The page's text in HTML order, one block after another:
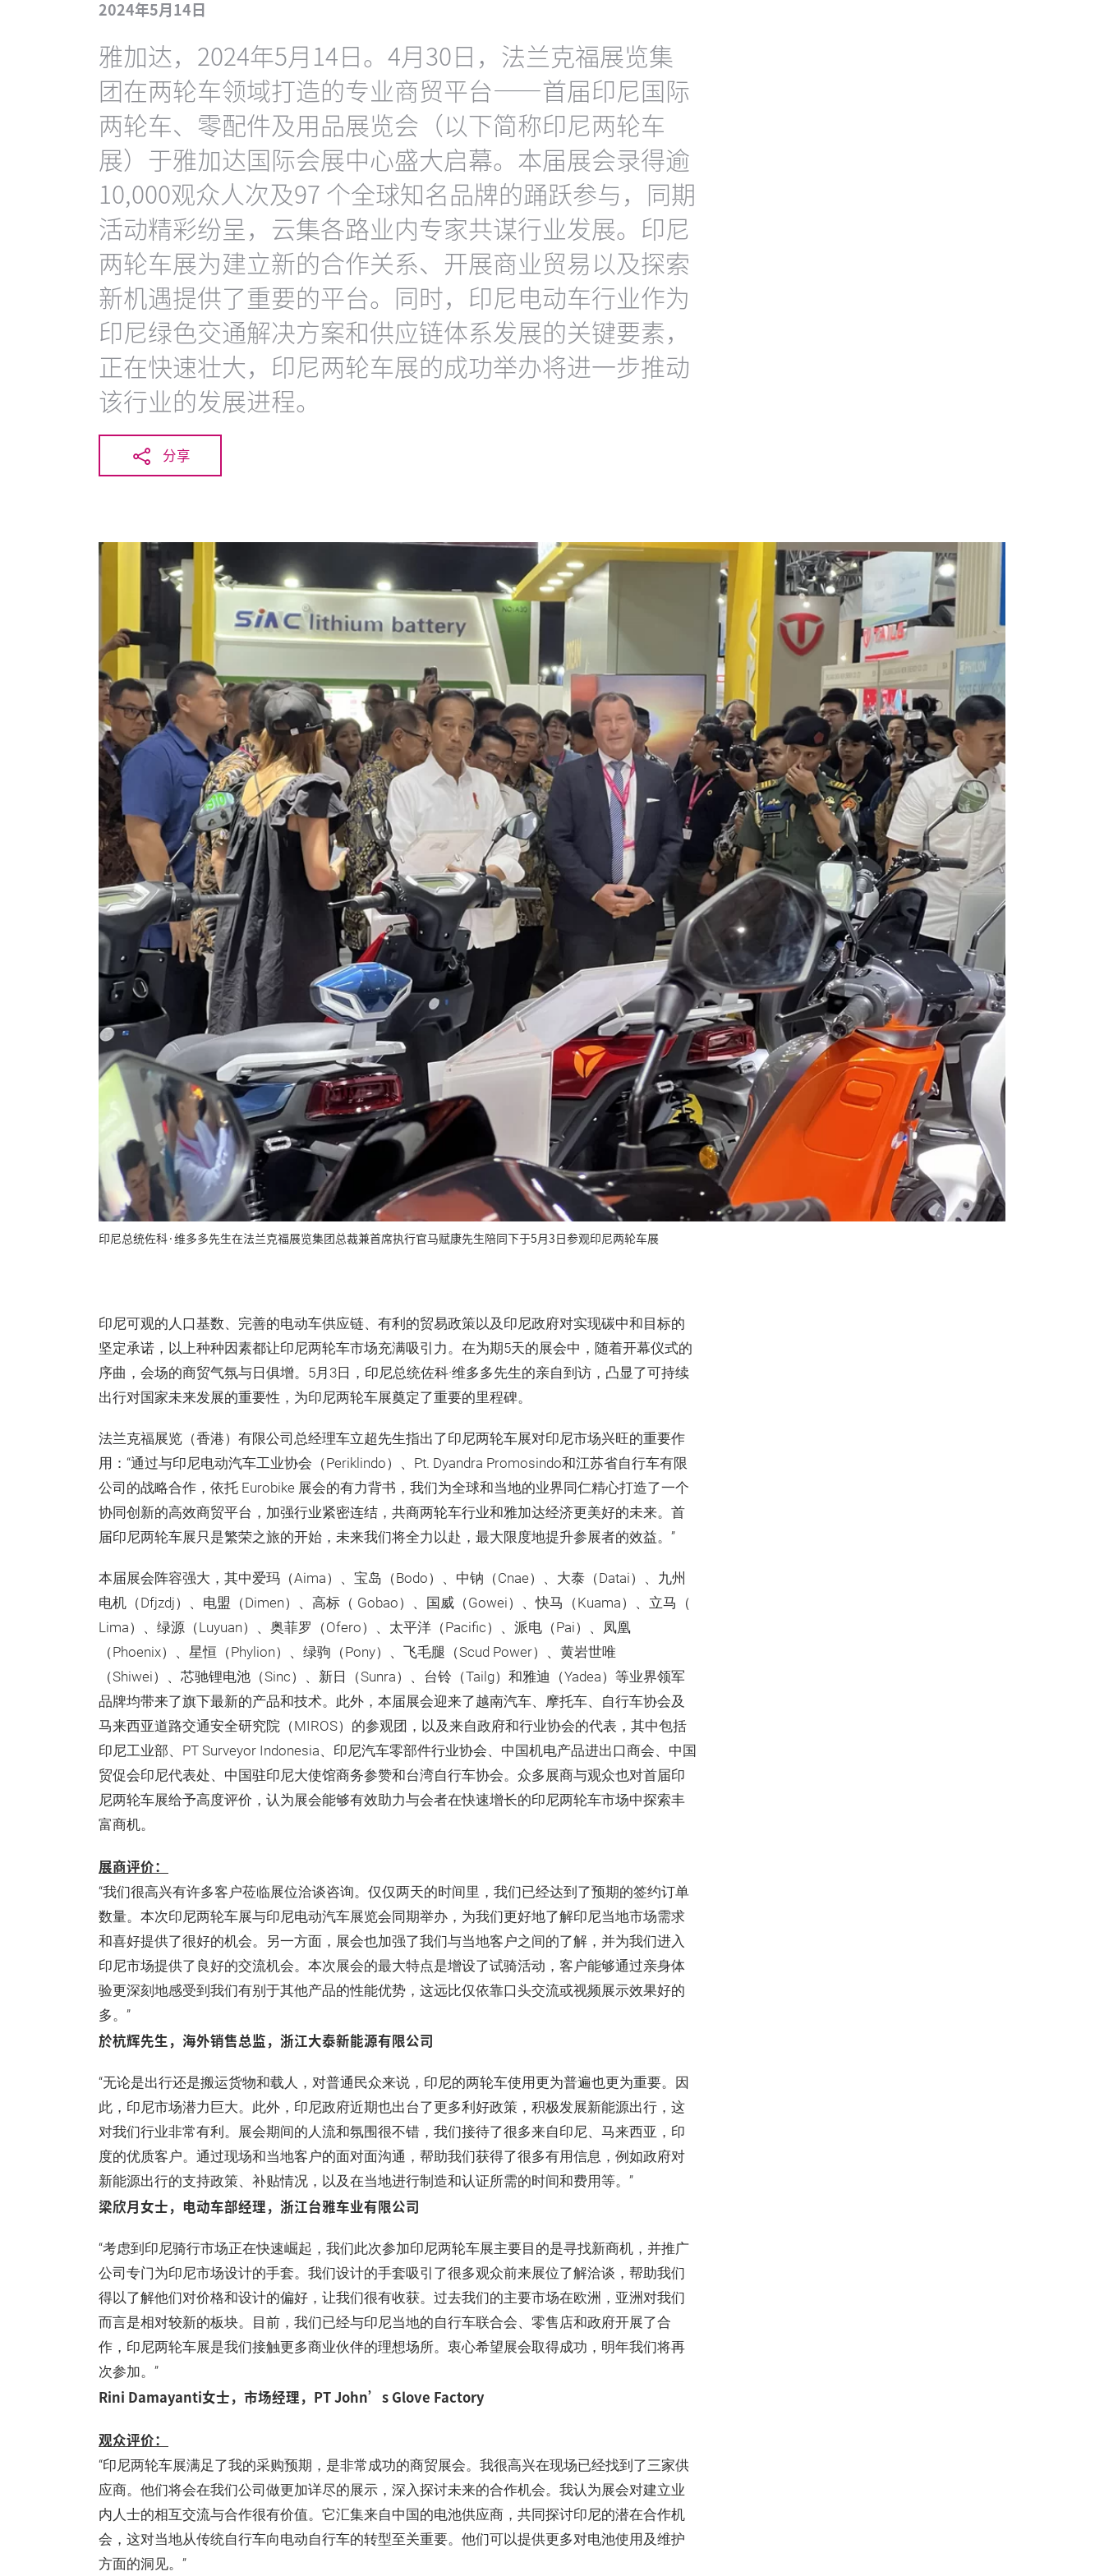
2024年5月14日
雅加达，2024年5月14日。4月30日，法兰克福展览集
团在两轮车领域打造的专业商贸平台——首届印尼国际
两轮车、零配件及用品展览会（以下简称印尼两轮车
展）于雅加达国际会展中心盛大启幕。本届展会录得逾
10,000观众人次及97 个全球知名品牌的踊跃参与，同期
活动精彩纷呈，云集各路业内专家共谋行业发展。印尼
两轮车展为建立新的合作关系、开展商业贸易以及探索
新机遇提供了重要的平台。同时，印尼电动车行业作为
印尼绿色交通解决方案和供应链体系发展的关键要素，
正在快速壮大，印尼两轮车展的成功举办将进一步推动
该行业的发展进程。
分享
印尼总统佐科·维多多先生在法兰克福展览集团总裁兼首席执行官马赋康先生陪同下于5月3日参观印尼两轮车展
印尼可观的人口基数、完善的电动车供应链、有利的贸易政策以及印尼政府对实现碳中和目标的
坚定承诺，以上种种因素都让印尼两轮车市场充满吸引力。在为期5天的展会中，随着开幕仪式的
序曲，会场的商贸气氛与日俱增。5月3日，印尼总统佐科·维多多先生的亲自到访，凸显了可持续
出行对国家未来发展的重要性，为印尼两轮车展奠定了重要的里程碑。
法兰克福展览（香港）有限公司总经理车立超先生指出了印尼两轮车展对印尼市场兴旺的重要作
用：“通过与印尼电动汽车工业协会（Periklindo）、Pt. Dyandra Promosindo和江苏省自行车有限
公司的战略合作，依托 Eurobike 展会的有力背书，我们为全球和当地的业界同仁精心打造了一个
协同创新的高效商贸平台，加强行业紧密连结，共商两轮车行业和雅加达经济更美好的未来。首
届印尼两轮车展只是繁荣之旅的开始，未来我们将全力以赴，最大限度地提升参展者的效益。”
本届展会阵容强大，其中爱玛（Aima）、宝岛（Bodo）、中钠（Cnae）、大泰（Datai）、九州
电机（Dfjzdj）、电盟（Dimen）、高标（ Gobao）、国威（Gowei）、快马（Kuama）、立马（
Lima）、绿源（Luyuan）、奥菲罗（Ofero）、太平洋（Pacific）、派电（Pai）、凤凰
（Phoenix）、星恒（Phylion）、绿驹（Pony）、飞毛腿（Scud Power）、黄岩世唯
（Shiwei）、芯驰锂电池（Sinc）、新日（Sunra）、台铃（Tailg）和雅迪（Yadea）等业界领军
品牌均带来了旗下最新的产品和技术。此外，本届展会迎来了越南汽车、摩托车、自行车协会及
马来西亚道路交通安全研究院（MIROS）的参观团，以及来自政府和行业协会的代表，其中包括
印尼工业部、PT Surveyor Indonesia、印尼汽车零部件行业协会、中国机电产品进出口商会、中国
贸促会印尼代表处、中国驻印尼大使馆商务参赞和台湾自行车协会。众多展商与观众也对首届印
尼两轮车展给予高度评价，认为展会能够有效助力与会者在快速增长的印尼两轮车市场中探索丰
富商机。
展商评价：
“我们很高兴有许多客户莅临展位洽谈咨询。仅仅两天的时间里，我们已经达到了预期的签约订单
数量。本次印尼两轮车展与印尼电动汽车展览会同期举办，为我们更好地了解印尼当地市场需求
和喜好提供了很好的机会。另一方面，展会也加强了我们与当地客户之间的了解，并为我们进入
印尼市场提供了良好的交流机会。本次展会的最大特点是增设了试骑活动，客户能够通过亲身体
验更深刻地感受到我们有别于其他产品的性能优势，这远比仅依靠口头交流或视频展示效果好的
多。”
於杭辉先生，海外销售总监，浙江大泰新能源有限公司
“无论是出行还是搬运货物和载人，对普通民众来说，印尼的两轮车使用更为普遍也更为重要。因
此，印尼市场潜力巨大。此外，印尼政府近期也出台了更多利好政策，积极发展新能源出行，这
对我们行业非常有利。展会期间的人流和氛围很不错，我们接待了很多来自印尼、马来西亚，印
度的优质客户。通过现场和当地客户的面对面沟通，帮助我们获得了很多有用信息，例如政府对
新能源出行的支持政策、补贴情况，以及在当地进行制造和认证所需的时间和费用等。”
梁欣月女士，电动车部经理，浙江台雅车业有限公司
“考虑到印尼骑行市场正在快速崛起，我们此次参加印尼两轮车展主要目的是寻找新商机，并推广
公司专门为印尼市场设计的手套。我们设计的手套吸引了很多观众前来展位了解洽谈，帮助我们
得以了解他们对价格和设计的偏好，让我们很有收获。过去我们的主要市场在欧洲，亚洲对我们
而言是相对较新的板块。目前，我们已经与印尼当地的自行车联合会、零售店和政府开展了合
作，印尼两轮车展是我们接触更多商业伙伴的理想场所。衷心希望展会取得成功，明年我们将再
次参加。”
Rini Damayanti女士，市场经理，PT John’s Glove Factory
观众评价：
“印尼两轮车展满足了我的采购预期，是非常成功的商贸展会。我很高兴在现场已经找到了三家供
应商。他们将会在我们公司做更加详尽的展示，深入探讨未来的合作机会。我认为展会对建立业
内人士的相互交流与合作很有价值。它汇集来自中国的电池供应商，共同探讨印尼的潜在合作机
会，这对当地从传统自行车向电动自行车的转型至关重要。他们可以提供更多对电池使用及维护
方面的洞见。”